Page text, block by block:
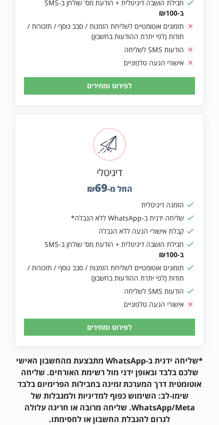
חבילת הושבה דיגיטלית + הודעת מס' שולחן ב-SMS
ב-₪100
תזמונים אוטומטיים לשליחת הזמנות / סבב נוסף / תזכורות /
תודות (לפי יתרת ההודעות בחשבון)
הודעות SMS לשליחה
אישורי הגעה טלפוניים
דיגיטלי
החל מ-₪69
הזמנה דיגיטלית
שליחה ידנית ב-WhatsApp ללא הגבלה*
קבלת אישורי הגעה ללא הגבלה
חבילת הושבה דיגיטלית + הודעת מס' שולחן ב-SMS
ב-₪100
תזמונים אוטומטיים לשליחת הזמנות / סבב נוסף / תזכורות /
תודות (לפי יתרת ההודעות בחשבון)
הודעות SMS לשליחה
אישורי הגעה טלפוניים
*שליחה ידנית ב-WhatsApp מתבצעת מהחשבון האישי
שלכם בלבד ובאופן ידני מול רשימת האורחים. שליחה
אוטומטית דרך המערכת זמינה בחבילות הפרימיום בלבד
שימו-לב: השימוש כפוף למדיניות ולמגבלות של
WhatsApp/Meta. שליחה מרובה או חריגה עלולה
לגרום להגבלת החשבון או לחסימתו.